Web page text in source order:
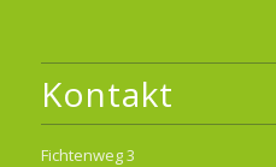
Kontakt
Fichtenweg 3